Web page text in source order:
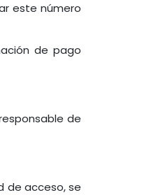
este número
de pago
de
de acceso, se